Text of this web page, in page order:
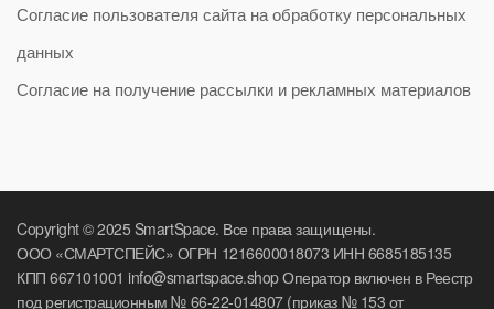
Согласие пользователя сайта на обработку персональных
данных
Согласие на получение рассылки и рекламных материалов
Copyright © 2025 SmartSpace. Все права защищены.
ООО «СМАРТСПЕЙС» ОГРН 1216600018073 ИНН 6685185135
КПП 667101001 info@smartspace.shop Оператор включен в Реестр
под регистрационным № 66-22-014807 (приказ № 153 от